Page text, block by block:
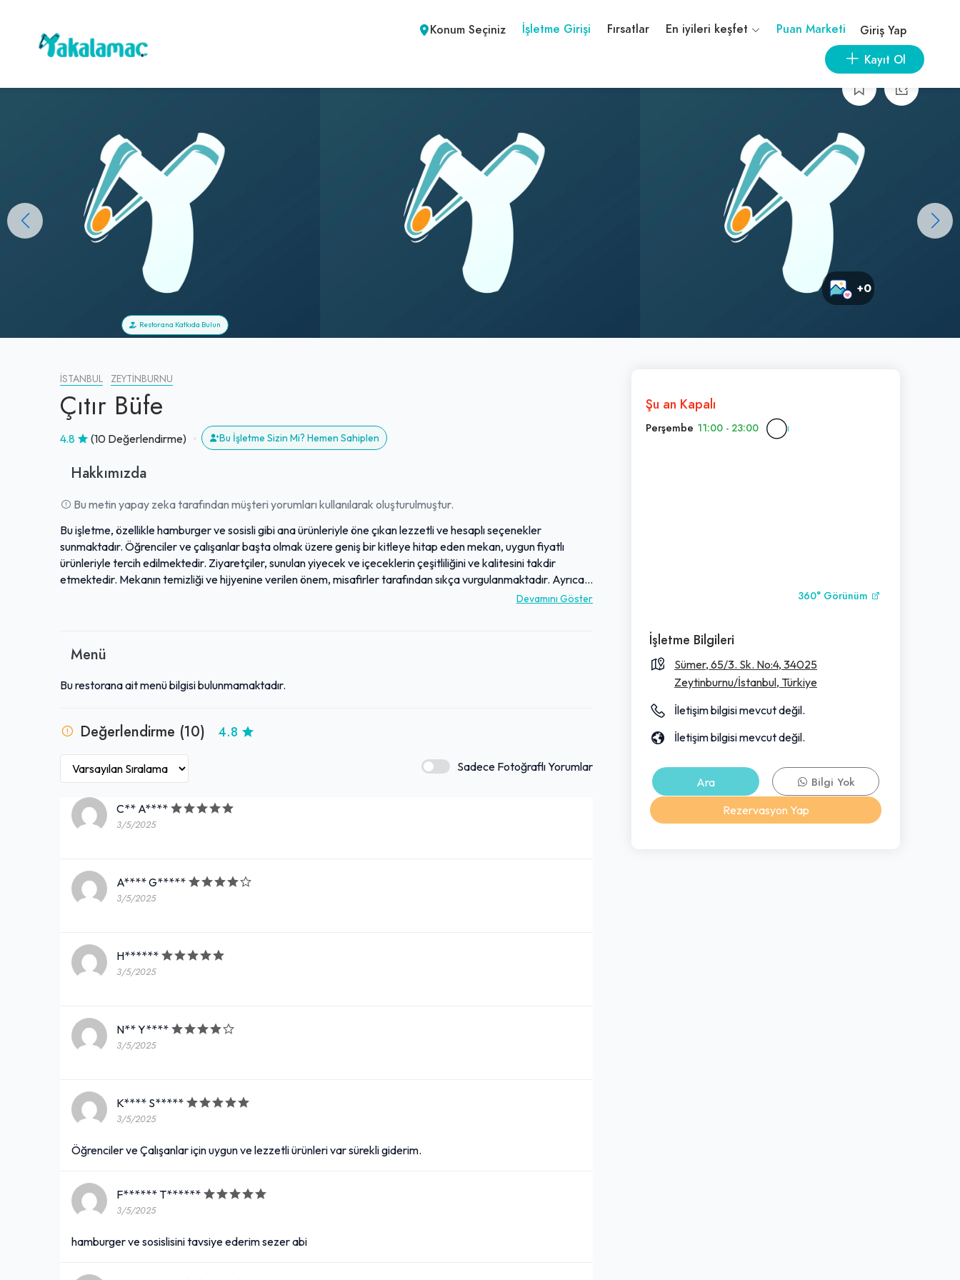
Konum Seçiniz İşletme Girişi Fırsatlar En iyileri keşfet Puan Marketi
Giriş Yap
Kayıt Ol
+0
Restorana Katkıda Bulun
İSTANBUL ZEYTINBURNU
Çıtır Büfe
4.8 (10 Değerlendirme) Bu İşletme Sizin Mi? Hemen Sahiplen
Hakkımızda
Bu metin yapay zeka tarafından müşteri yorumları kullanılarak oluşturulmuştur.
Bu işletme, özellikle hamburger ve sosisli gibi ana ürünleriyle öne çıkan lezzetli ve hesaplı seçenekler
sunmaktadır. Öğrenciler ve çalışanlar başta olmak üzere geniş bir kitleye hitap eden mekan, uygun fiyatlı
ürünleriyle tercih edilmektedir. Ziyaretçiler, sunulan yiyecek ve içeceklerin çeşitliliğini ve kalitesini takdir
etmektedir. Mekanın temizliği ve hijyenine verilen önem, misafirler tarafından sıkça vurgulanmaktadır. Ayrıca,
güler yüzlü hizmet anlayışı, hesaplı fiyatlarla birleşerek keyifli ve memnuniyet odaklı bir deneyim sunmaktadır.
Devamını Göster
Menü
Bu restorana ait menü bilgisi bulunmamaktadır.
Değerlendirme (10) 4.8
Sadece Fotoğraflı Yorumlar
C** A****
3/5/2025
A**** G*****
3/5/2025
H******
3/5/2025
N** Y****
3/5/2025
K**** S*****
3/5/2025
Öğrenciler ve Çalışanlar için uygun ve lezzetli ürünleri var sürekli giderim.
F****** T******
3/5/2025
hamburger ve sosislisini tavsiye ederim sezer abi
Şu an Kapalı
Perşembe 11:00 - 23:00
360° Görünüm
İşletme Bilgileri
Sümer, 65/3. Sk. No:4, 34025
Zeytinburnu/İstanbul, Türkiye
İletişim bilgisi mevcut değil.
İletişim bilgisi mevcut değil.
Ara
Bilgi Yok
Rezervasyon Yap